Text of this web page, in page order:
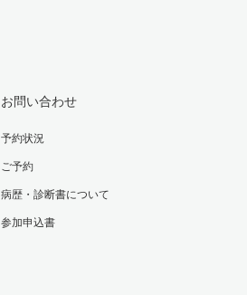
お問い合わせ
予約状況
ご予約
病歴・診断書について
参加申込書